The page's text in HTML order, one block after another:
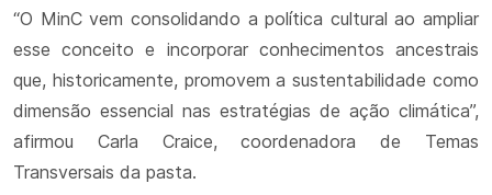
“O MinC vem consolidando a política cultural ao ampliar
esse conceito e incorporar conhecimentos ancestrais
que, historicamente, promovem a sustentabilidade como
dimensão essencial nas estratégias de ação climática”,
afirmou Carla Craice, coordenadora de Temas
Transversais da pasta.